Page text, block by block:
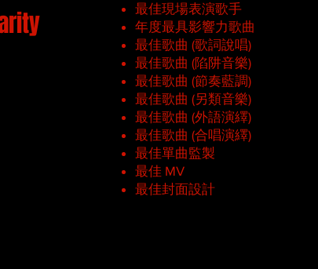
最佳現場表演歌手
年度最具影響力歌曲
最佳歌曲 (歌詞說唱)
最佳歌曲 (陷阱音樂)
最佳歌曲 (節奏藍調)
最佳歌曲 (另類音樂)
最佳歌曲 (外語演繹)
最佳歌曲 (合唱演繹)
最佳單曲監製
最佳 MV
最佳封面設計